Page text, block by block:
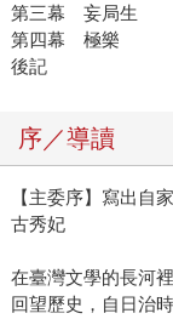
第三幕 妄局生
第四幕 極樂
後記
序／導讀
【主委序】寫出自
古秀妃
在臺灣文學的長河
回望歷史，自日治